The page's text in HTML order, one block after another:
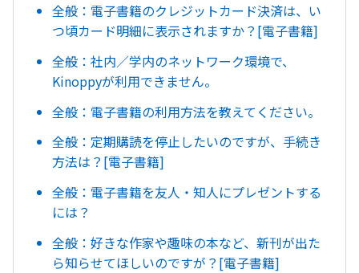
全般：電子書籍のクレジットカード決済は、い
つ頃カード明細に表示されますか？[電子書籍]
全般：社内／学内のネットワーク環境で、
Kinoppyが利用できません。
全般：電子書籍の利用方法を教えてください。
全般：定期購読を停止したいのですが、手続き
方法は？[電子書籍]
全般：電子書籍を友人・知人にプレゼントする
には？
全般：好きな作家や趣味の本など、新刊が出た
ら知らせてほしいのですが？[電子書籍]